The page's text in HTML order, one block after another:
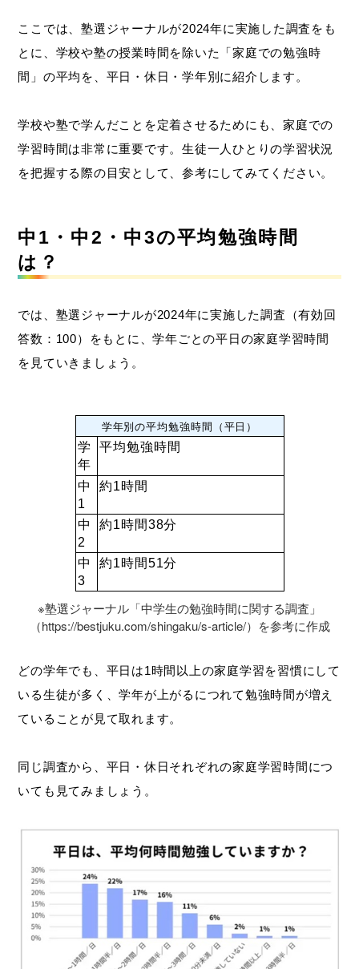
ここでは、塾選ジャーナルが2024年に実施した調査をも
とに、学校や塾の授業時間を除いた「家庭での勉強時
間」の平均を、平日・休日・学年別に紹介します。
学校や塾で学んだことを定着させるためにも、家庭での
学習時間は非常に重要です。生徒一人ひとりの学習状況
を把握する際の目安として、参考にしてみてください。
中1・中2・中3の平均勉強時間
は？
では、塾選ジャーナルが2024年に実施した調査（有効回
答数：100）をもとに、学年ごとの平日の家庭学習時間
を見ていきましょう。
学年別の平均勉強時間（平日）
学
年
平均勉強時間
中
1
約1時間
中
2
約1時間38分
中
3
約1時間51分
※塾選ジャーナル「中学生の勉強時間に関する調査」
（https://bestjuku.com/shingaku/s-article/）を参考に作成
どの学年でも、平日は1時間以上の家庭学習を習慣にして
いる生徒が多く、学年が上がるにつれて勉強時間が増え
ていることが見て取れます。
同じ調査から、平日・休日それぞれの家庭学習時間につ
いても見てみましょう。